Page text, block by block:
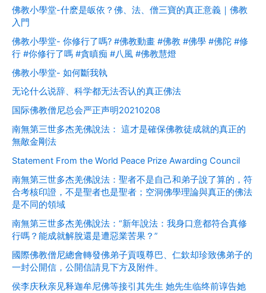
佛教小學堂-什麽是皈依？佛、法、僧三寶的真正意義｜佛教
入門
佛教小學堂- 你修行了嗎? #佛教動畫 #佛教 #佛學 #佛陀 #修
行 #你修行了嗎 #貪瞋痴 #八風 #佛教慧燈
佛教小學堂- 如何斷我執
无论什么说辞、科学都无法否认的真正佛法
国际佛教僧尼总会严正声明20210208
南無第三世多杰羌佛說法： 這才是確保佛教徒成就的真正的
無敵金剛法
Statement From the World Peace Prize Awarding Council
南無第三世多杰羌佛說法：聖者不是自己和弟子說了算的，符
合考核印證，不是聖者也是聖者；空洞佛學理論與真正的佛法
是不同的領域
南無第三世多杰羌佛說法：“新年說法：我身口意都符合真修
行嗎？能成就解脫還是遭惡業苦果？”
國際佛教僧尼總會轉發佛弟子貢嘎尊巴、仁欽却珍致佛弟子的
一封公開信，公開信請見下方及附件。
侯李庆秋亲见释迦牟尼佛等接引其先生 她先生临终前谆告她